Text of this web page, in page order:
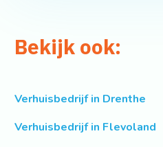
Bekijk ook:
Verhuisbedrijf in Drenthe
Verhuisbedrijf in Flevoland